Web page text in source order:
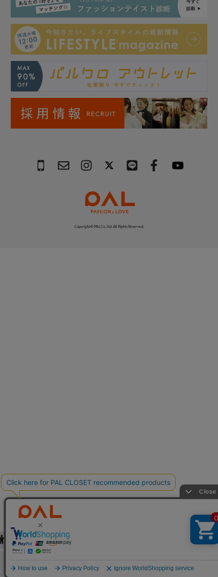
Copyright © PAL Co.,ltd. All Rights Reserved.